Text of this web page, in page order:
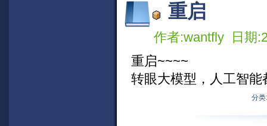
重启
作者:wantfly 日期
重启~~~~
转眼大模型，人工智能
分类: